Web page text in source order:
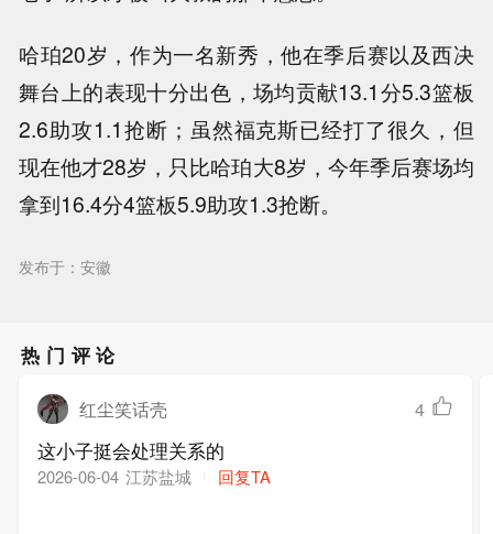
哈珀20岁，作为一名新秀，他在季后赛以及西决
舞台上的表现十分出色，场均贡献13.1分5.3篮板
2.6助攻1.1抢断；虽然福克斯已经打了很久，但
现在他才28岁，只比哈珀大8岁，今年季后赛场均
拿到16.4分4篮板5.9助攻1.3抢断。
发布于：安徽
热门评论
红尘笑话壳 4
这小子挺会处理关系的
2026-06-04 江苏盐城 回复TA